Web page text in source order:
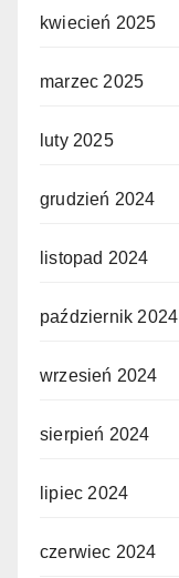
kwiecień 2025
marzec 2025
luty 2025
grudzień 2024
listopad 2024
październik 2024
wrzesień 2024
sierpień 2024
lipiec 2024
czerwiec 2024